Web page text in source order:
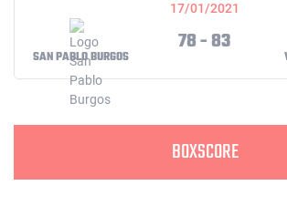
17/01/2021
SAN PABLO BURGOS
78 - 83
BOXSCORE